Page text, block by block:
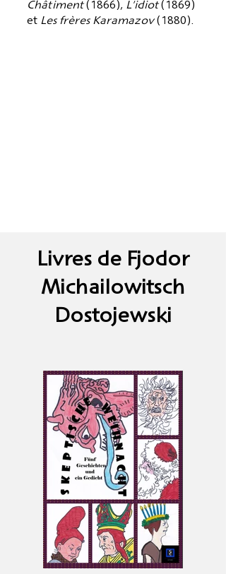
Châtiment(1866), L'idiot(1869)
et Les frères Karamazov(1880).
Livres de Fjodor
Michailowitsch
Dostojewski